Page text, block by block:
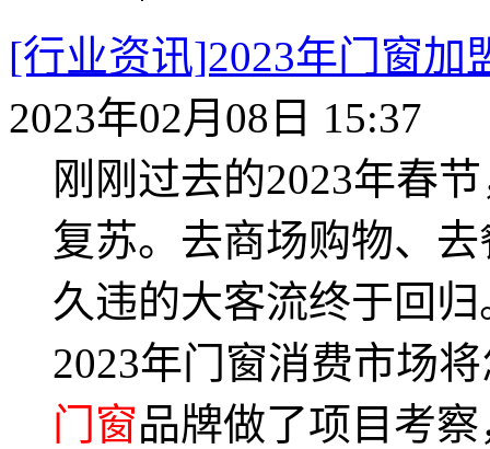
[行业资讯]2023年门窗加
2023年02月08日 15:37
刚刚过去的2023年春
复苏。去商场购物、
久违的大客流终于回
2023年门窗消费市场
门窗品牌做了项目考